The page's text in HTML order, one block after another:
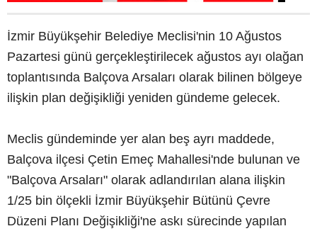
İzmir Büyükşehir Belediye Meclisi'nin 10 Ağustos
Pazartesi günü gerçekleştirilecek ağustos ayı olağan
toplantısında Balçova Arsaları olarak bilinen bölgeye
ilişkin plan değişikliği yeniden gündeme gelecek.
Meclis gündeminde yer alan beş ayrı maddede,
Balçova ilçesi Çetin Emeç Mahallesi'nde bulunan ve
"Balçova Arsaları" olarak adlandırılan alana ilişkin
1/25 bin ölçekli İzmir Büyükşehir Bütünü Çevre
Düzeni Planı Değişikliği'ne askı sürecinde yapılan